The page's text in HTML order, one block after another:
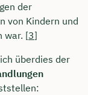
der
von Kindern und
war. [3]
überdies der